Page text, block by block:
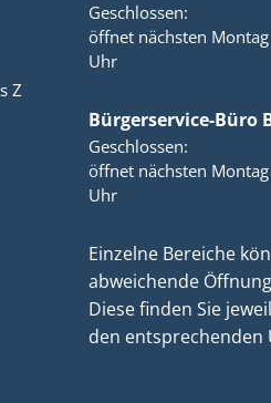
Z
Klicken, um weitere
Geschlossen:
öffnet nächsten
Uhr
Bürgerservice-Büro
Klicken, um weitere
Geschlossen:
öffnet nächsten
Uhr
Einzelne Bereiche
abweichende
Diese finden Sie
den entsprechenden